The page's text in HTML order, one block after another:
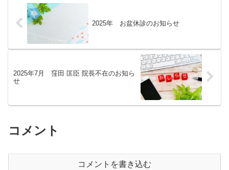
点眼）を眼科医がわかりやすく解
2025年 お盆休診のお知らせ
2025年7月 窪田 匡臣 院長不在のお知ら
せ
コメント
コメントを書き込む